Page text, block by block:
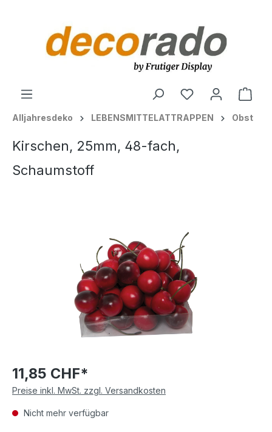
Alljahresdeko LEBENSMITTELATTRAPPEN Obst
Kirschen, 25mm, 48-fach,
Schaumstoff
11,85 CHF*
Preise inkl. MwSt. zzgl. Versandkosten
Nicht mehr verfügbar